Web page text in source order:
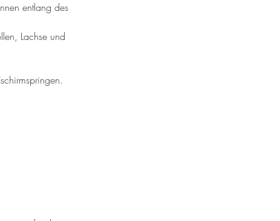
entlang des
Lachse und